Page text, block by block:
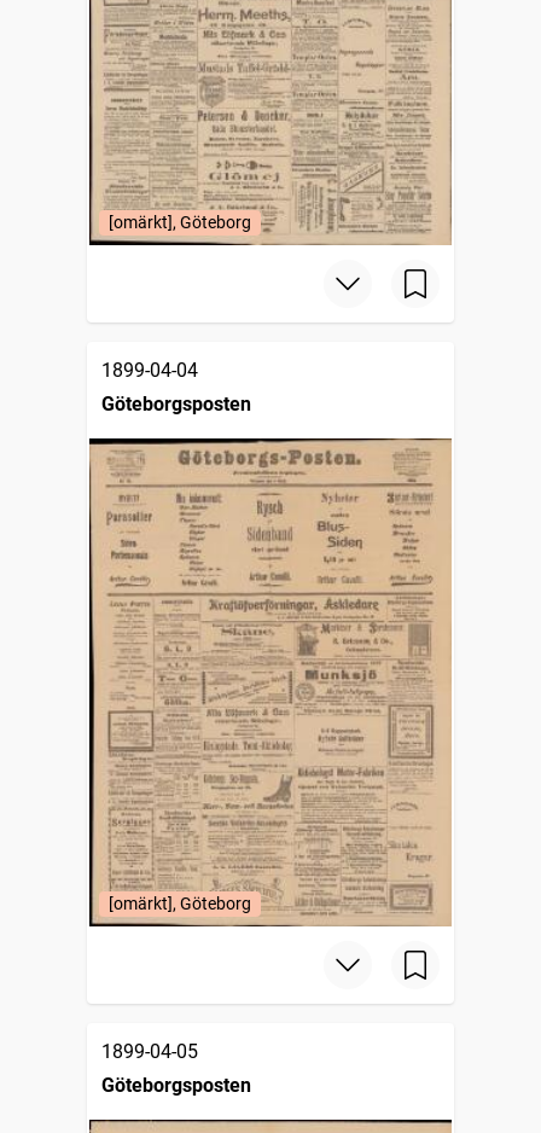
[omärkt], Göteborg
1899-04-04
Göteborgsposten
[omärkt], Göteborg
1899-04-05
Göteborgsposten